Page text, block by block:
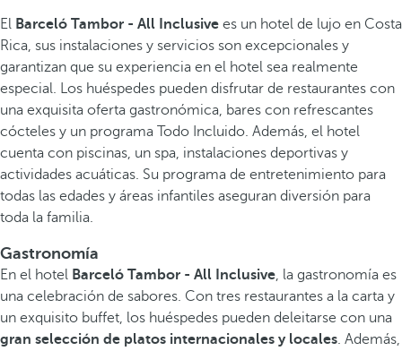
El Barceló Tambor - All Inclusive es un hotel de lujo en Costa
Rica, sus instalaciones y servicios son excepcionales y
garantizan que su experiencia en el hotel sea realmente
especial. Los huéspedes pueden disfrutar de restaurantes con
una exquisita oferta gastronómica, bares con refrescantes
cócteles y un programa Todo Incluido. Además, el hotel
cuenta con piscinas, un spa, instalaciones deportivas y
actividades acuáticas. Su programa de entretenimiento para
todas las edades y áreas infantiles aseguran diversión para
toda la familia.
Gastronomía
En el hotel Barceló Tambor - All Inclusive, la gastronomía es
una celebración de sabores. Con tres restaurantes a la carta y
un exquisito buffet, los huéspedes pueden deleitarse con una
gran selección de platos internacionales y locales. Además,